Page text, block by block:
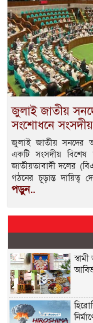
জুলাই জাতীয়
সংশোধনে
জুলাই জাতীয় সনদের
একটি সংসদীয় বিশেষ
জাতীয়তাবাদী দলের
গঠনের চূড়ান্ত দায়িত্ব
পড়ুন..